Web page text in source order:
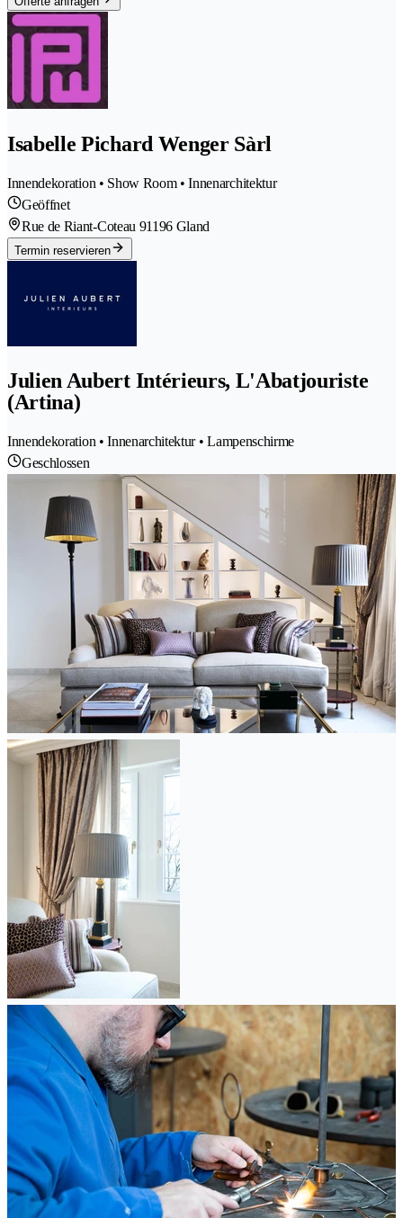
Isabelle Pichard Wenger Sàrl
Innendekoration • Show Room • Innenarchitektur
Geöffnet
Rue de Riant-Coteau 91196 Gland
Termin reservieren
Julien Aubert Intérieurs, L'Abatjouriste
(Artina)
Innendekoration • Innenarchitektur • Lampenschirme
Geschlossen